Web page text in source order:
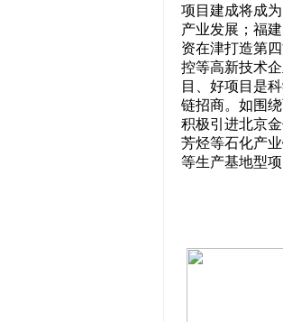
项目建成将成
产业发展；福
资在津打造第
控等高新技术
目、好项目是
链招商。如围
积极引进北京
芳烃等石化产
等生产基地型